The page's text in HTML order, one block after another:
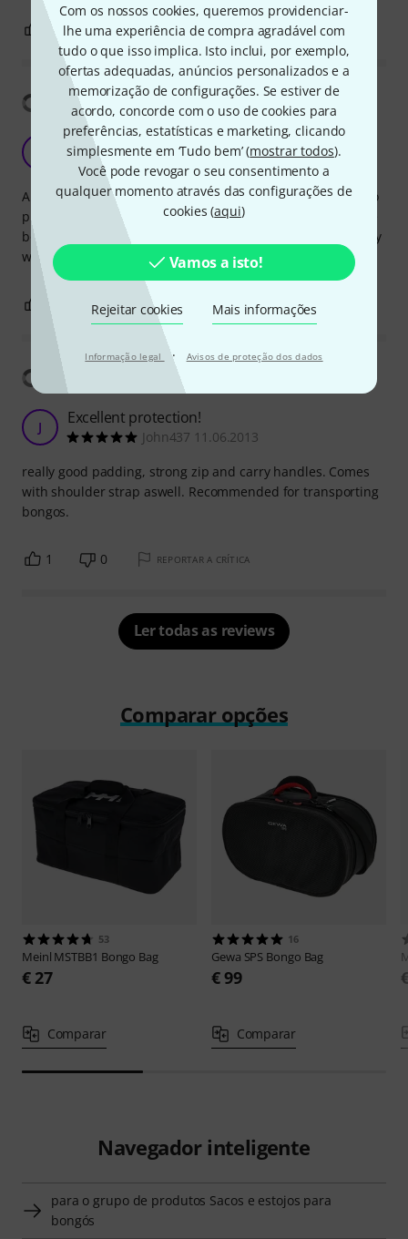
Com os nossos cookies, queremos providenciar-
lhe uma experiência de compra agradável com
tudo o que isso implica. Isto inclui, por exemplo,
ofertas adequadas, anúncios personalizados e a
memorização de configurações. Se estiver de
acordo, concorde com o uso de cookies para
preferências, estatísticas e marketing, clicando
simplesmente em ‘Tudo bem’ (mostrar todos).
Você pode revogar o seu consentimento a
qualquer momento através das configurações de
cookies (aqui)
Vamos a isto!
Rejeitar cookies Mais informações
Informação legal · Avisos de proteção dos dados
0 0 REPORTAR A CRÍTICA
Mostrar tradução
resistant
Marcleo 13.10.2013
A bag with excellent cushioning and nice layout. I'm able to
pile in a bunch of small percussion items together with the
bongo and it works out fantastic. A strong bag too. Certainly
worth a good recommendation.
0 REPORTAR A CRÍTICA
J Excellent protection!
John437 11.06.2013
really good padding, strong zip and carry handles. Comes
with shoulder strap aswell. Recommended for transporting
bongos.
1 0 REPORTAR A CRÍTICA
Ler todas as reviews
Comparar opções
53
Meinl MSTBB1 Bongo Bag
€ 27
Comparar
16
Gewa SPS Bongo Bag
€ 99
Comparar
Navegador inteligente
para o grupo de produtos Sacos e estojos para
bongós